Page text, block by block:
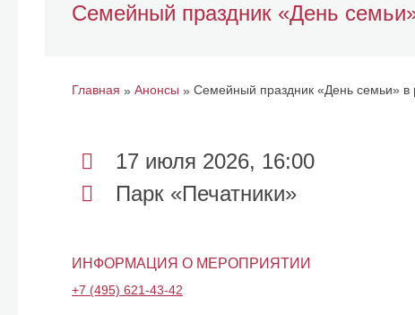
Семейный праздник «День
Главная » Анонсы » Семейный праздник «День семьи»
17 июля 2026, 16:00
Парк «Печатники»
ИНФОРМАЦИЯ О МЕРОПРИЯТИИ
+7 (495) 621-43-42